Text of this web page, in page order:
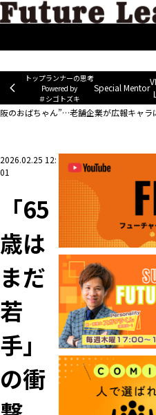
トップランナーの思考
Powered by
＃シゴトズキ
Special Mentor
Future Leaders Voice
「65歳は
阪のおばちゃん”…老舗企業が広報キャラ
2026.02.25 12:
01
「65
歳は
まだ
若
手」
の衝